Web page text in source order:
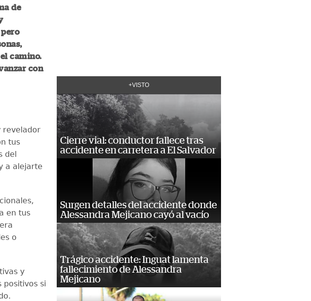
de
camino.
con
revelador
tus
del
a alejarte
en tus
o
y
positivos si
+VISTO
Cierre vial: conductor fallece tras
accidente en carretera a El Salvador
Surgen detalles del accidente donde
Alessandra Mejicano cayó al vacío
Trágico accidente: Inguat lamenta
fallecimiento de Alessandra
Mejicano